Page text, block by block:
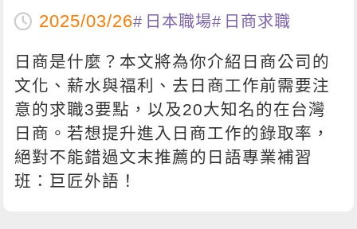
情境閱讀
英文文法技巧
英文寫作
Cengage TED Talks
韓語
外語即時通
兒童美語
一對一家教
企業訓練
點讀筆教材
數位學習教材
2025/03/26 日本職場 日商求職
日商是什麼？本文將為你介紹日商公司的
文化、薪水與福利、去日商工作前需要注
意的求職3要點，以及20大知名的在台灣
日商。若想提升進入日商工作的錄取率，
絕對不能錯過文末推薦的日語專業補習
班：巨匠外語！